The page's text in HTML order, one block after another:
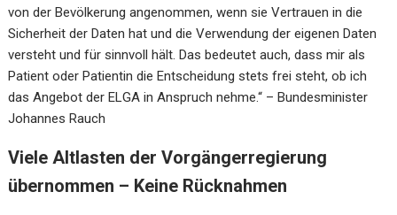
von der Bevölkerung angenommen, wenn sie Vertrauen in die
Sicherheit der Daten hat und die Verwendung der eigenen Daten
versteht und für sinnvoll hält. Das bedeutet auch, dass mir als
Patient oder Patientin die Entscheidung stets frei steht, ob ich
das Angebot der ELGA in Anspruch nehme.“ – Bundesminister
Johannes Rauch
Viele Altlasten der Vorgängerregierung
übernommen – Keine Rücknahmen